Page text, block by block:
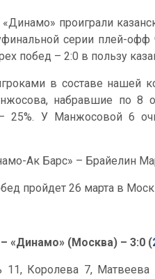
проиграли
серии плей-офф
побед – 2:0 в пользу
в составе нашей
набравшие по
25%. У Манжосовой 6
Ак Барс» – Брайелин
пройдет 26 марта в
«Динамо» (Москва) – 3:0 (
11, Королева 7,